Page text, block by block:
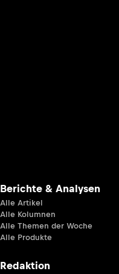
Berichte & Analysen
Alle Artikel
Alle Kolumnen
Alle Themen der Woche
Alle Produkte
Redaktion